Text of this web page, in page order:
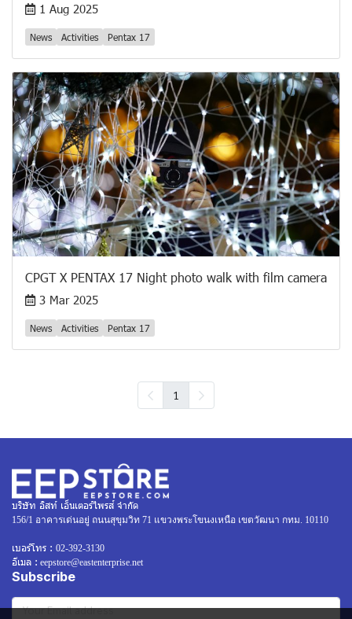
1 Aug 2025
News Activities Pentax 17
CPGT X PENTAX 17 Night photo walk with film camera
3 Mar 2025
News Activities Pentax 17
1
บริษัท อิสท์ เอ็นเตอร์ไพรส์ จำกัด
156/1 อาคารเด่นอยู่ ถนนสุขุมวิท 71 แขวงพระโขนงเหนือ เขตวัฒนา กทม. 10110
เบอร์โทร : 02-392-3130
อีเมล : eepstore@eastenterprise.net
Subscribe